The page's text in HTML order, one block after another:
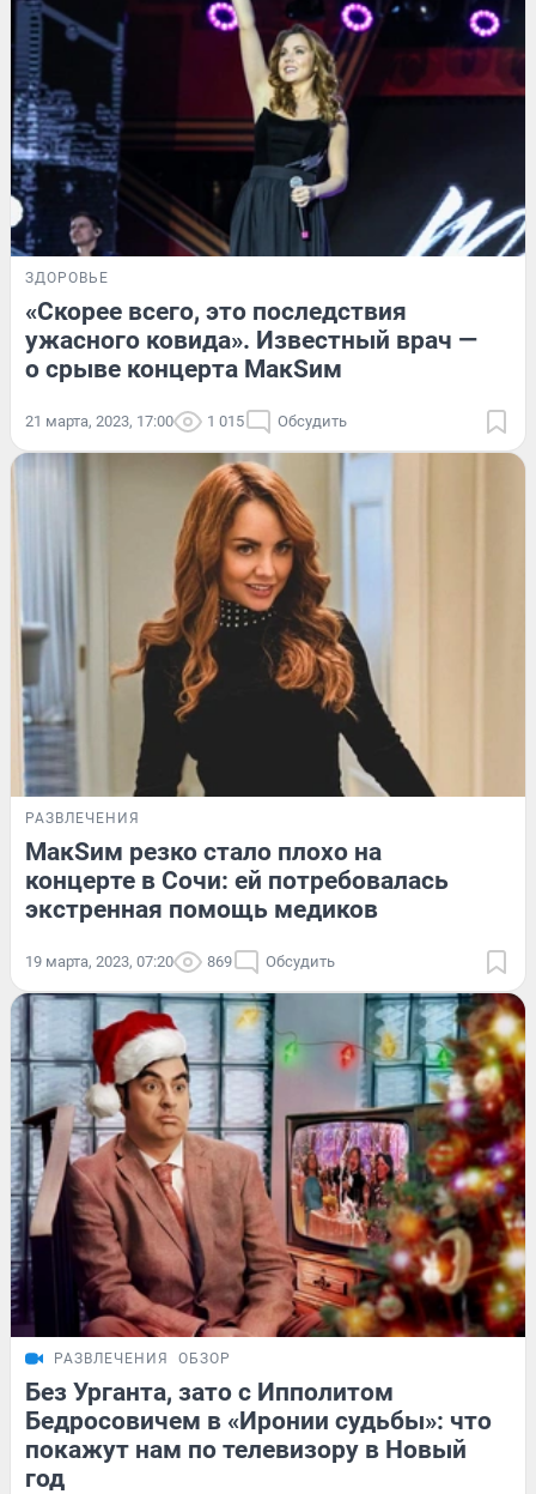
ЗДОРОВЬЕ
«Скорее всего, это последствия
ужасного ковида». Известный врач —
о срыве концерта МакSим
21 марта, 2023, 17:00 1 015 Обсудить
РАЗВЛЕЧЕНИЯ
МакSим резко стало плохо на
концерте в Сочи: ей потребовалась
экстренная помощь медиков
19 марта, 2023, 07:20 869 Обсудить
РАЗВЛЕЧЕНИЯ ОБЗОР
Без Урганта, зато с Ипполитом
Бедросовичем в «Иронии судьбы»: что
покажут нам по телевизору в Новый
год